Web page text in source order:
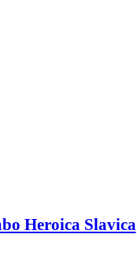
Heroica Slavica